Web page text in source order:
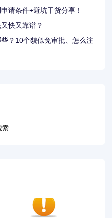
请条件+避坑干货分享！
快又靠谱？
？10个貌似免审批、怎么注